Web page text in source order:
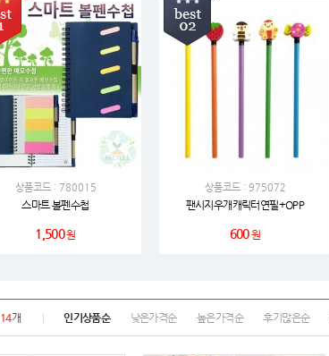
11 usb
에코백
15 AP-100025
16
노트
상품코드 : 780015
스마트 볼펜수첩
1,500원
상품코드 : 975072
팬시지우개캐릭터연필+OPP
600원
14개 인기상품순 낮은가격순 높은가격순 후기많은순